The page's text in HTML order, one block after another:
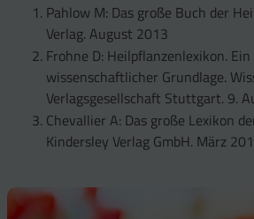
Pahlow M: Das große Buch der
Verlag. August 2013
Frohne D: Heilpflanzenlexikon.
wissenschaftlicher Grundlage.
Verlagsgesellschaft Stuttgart. 9.
Chevallier A: Das große Lexikon
Kindersley Verlag GmbH. März